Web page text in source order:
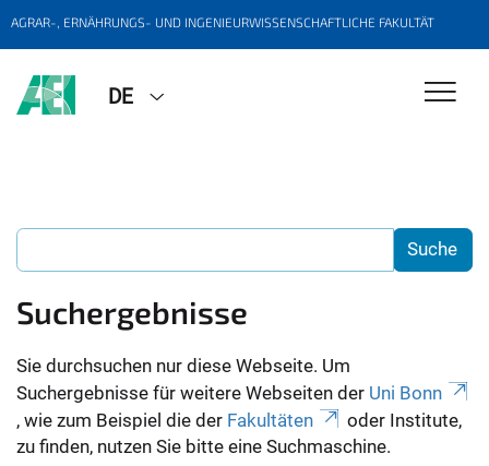
AGRAR-, ERNÄHRUNGS- UND INGENIEURWISSENSCHAFTLICHE FAKULTÄT
DE
Suchergebnisse
Sie durchsuchen nur diese Webseite. Um
Suchergebnisse für weitere Webseiten der Uni Bonn
, wie zum Beispiel die der Fakultäten
oder Institute,
zu finden, nutzen Sie bitte eine Suchmaschine.